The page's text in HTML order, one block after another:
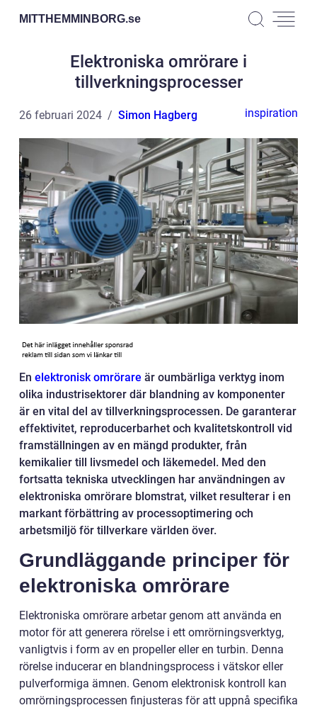
MITTHEMMINBORG.se
Elektroniska omrörare i
tillverkningsprocesser
26 februari 2024 Simon Hagberg inspiration
En elektronisk omrörare är oumbärliga verktyg inom
olika industrisektorer där blandning av komponenter
är en vital del av tillverkningsprocessen. De garanterar
effektivitet, reproducerbarhet och kvalitetskontroll vid
framställningen av en mängd produkter, från
kemikalier till livsmedel och läkemedel. Med den
fortsatta tekniska utvecklingen har användningen av
elektroniska omrörare blomstrat, vilket resulterar i en
markant förbättring av processoptimering och
arbetsmiljö för tillverkare världen över.
Grundläggande principer för
elektroniska omrörare
Elektroniska omrörare arbetar genom att använda en
motor för att generera rörelse i ett omrörningsverktyg,
vanligtvis i form av en propeller eller en turbin. Denna
rörelse inducerar en blandningsprocess i vätskor eller
pulverformiga ämnen. Genom elektronisk kontroll kan
omrörningsprocessen finjusteras för att uppnå specifika